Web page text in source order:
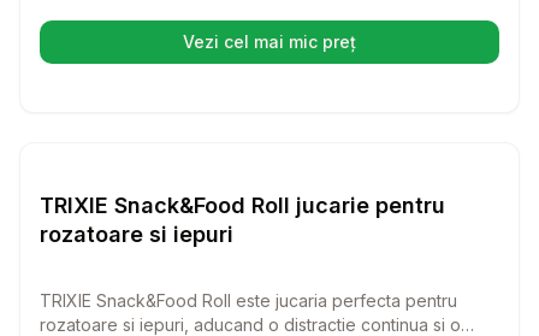
Vezi cel mai mic preț(se deschide într-o filă nouă)
TRIXIE Snack&Food Roll jucarie pentru
rozatoare si iepuri
TRIXIE Snack&Food Roll este jucaria perfecta pentru
rozatoare si iepuri, aducand o distractie continua si o